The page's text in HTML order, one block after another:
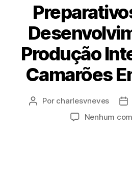
Produção
Camarões
Por charlesvneves
Nenhum